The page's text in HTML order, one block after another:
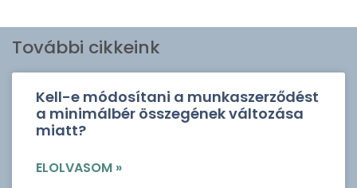
További cikkeink
Kell-e módosítani a munkaszerződést
a minimálbér összegének változása
miatt?
ELOLVASOM »